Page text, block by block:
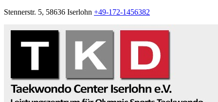
Stennerstr. 5, 58636 Iserlohn +49-172-1456382